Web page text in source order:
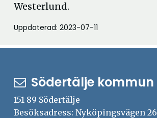
Westerlund.
Uppdaterad: 2023-07-11
Södertälje kommun
151 89 Södertälje
Besöksadress: Nyköpingsvägen 26